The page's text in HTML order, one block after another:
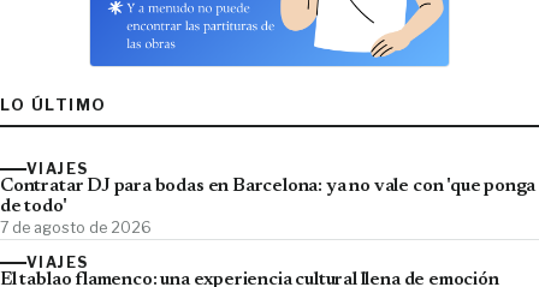
LO ÚLTIMO
VIAJES
Contratar DJ para bodas en Barcelona: ya no vale con 'que ponga
de todo'
7 de agosto de 2026
VIAJES
El tablao flamenco: una experiencia cultural llena de emoción